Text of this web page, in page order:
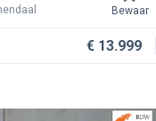
Bewaar
€ 13.999